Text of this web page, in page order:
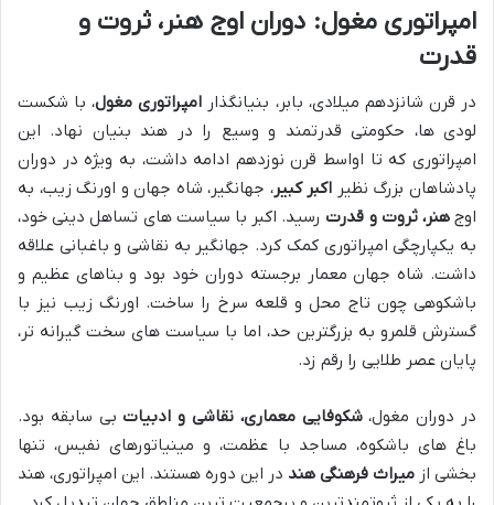
امپراتوری مغول: دوران اوج هنر، ثروت و
قدرت
در قرن شانزدهم میلادی، بابر، بنیانگذار امپراتوری مغول، با شکست
لودی ها، حکومتی قدرتمند و وسیع را در هند بنیان نهاد. این
امپراتوری که تا اواسط قرن نوزدهم ادامه داشت، به ویژه در دوران
پادشاهان بزرگ نظیر اکبر کبیر، جهانگیر، شاه جهان و اورنگ زیب، به
اوجهنر، ثروت و قدرت رسید. اکبر با سیاست های تساهل دینی خود،
به یکپارچگی امپراتوری کمک کرد. جهانگیر به نقاشی و باغبانی علاقه
داشت. شاه جهان معمار برجسته دوران خود بود و بناهای عظیم و
باشکوهی چون تاج محل و قلعه سرخ را ساخت. اورنگ زیب نیز با
گسترش قلمرو به بزرگترین حد، اما با سیاست های سخت گیرانه تر،
پایان عصر طلایی را رقم زد.
در دوران مغول،شکوفایی معماری، نقاشی و ادبیات بی سابقه بود.
باغ های باشکوه، مساجد با عظمت، و مینیاتورهای نفیس، تنها
بخشی از میراث فرهنگی هند در این دوره هستند. این امپراتوری، هند